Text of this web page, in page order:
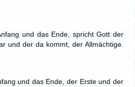
und das Ende, spricht Gott der
und der da kommt, der Allmächtige.
und das Ende, der Erste und der